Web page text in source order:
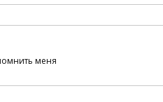
меня